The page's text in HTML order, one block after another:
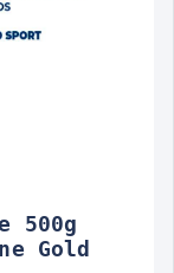
500g
Gold